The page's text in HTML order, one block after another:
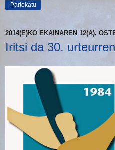
Partekatu
2014(E)KO EKAINAREN 12(A),
Iritsi da 30.